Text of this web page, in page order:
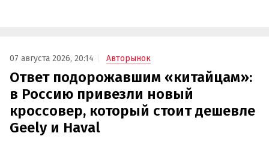
07 августа 2026, 20:14 Авторынок
Ответ подорожавшим «китайцам»:
в Россию привезли новый
кроссовер, который стоит дешевле
Geely и Haval